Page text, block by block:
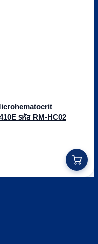
รหัส RM-HC02